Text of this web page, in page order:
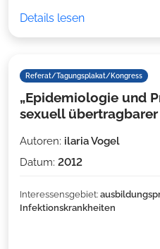
Details lesen
Referat/Tagungsplakat/Kongress
„Epidemiologie und
sexuell übertragbarer
Autoren: ilaria Vogel
Datum: 2012
Interessensgebiet:
Infektionskrankheiten